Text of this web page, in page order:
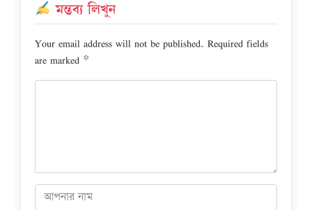
মন্তব্য লিখুন
Your email address will not be published. Required fields
are marked *